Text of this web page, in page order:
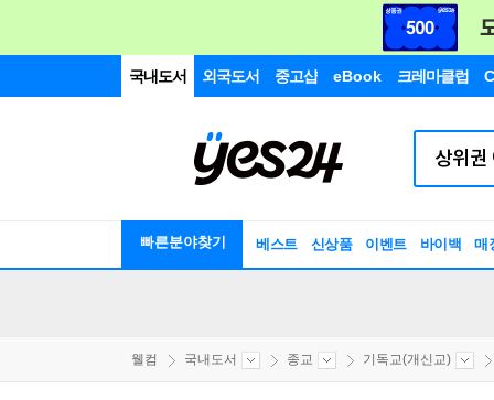
국내도서 외국도서 중고샵 eBook 크레마클럽
빠른분야찾기 베스트 신상품 이벤트 바이백 매
웰컴 국내도서 종교 기독교(개신교)